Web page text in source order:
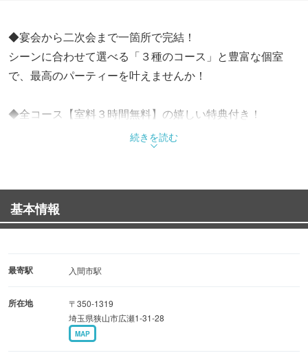
◆宴会から二次会まで一箇所で完結！
シーンに合わせて選べる「３種のコース」と豊富な個室
で、最高のパーティーを叶えませんか！
◆全コース【室料３時間無料】の嬉しい特典付き！
手軽に楽しめる「カジュアル」、人気の「スタンダー
ド」、さらに豪華な「デラックス」の３種から、ご予算や
な飲み放題プランも追加可能！
◆店内は１名様から大人数まで対応の完全個室を完備！
レストランルームなど、個性豊かなコンセプトルームも充
◆歓送迎会や誕生日会はもちろん、会議やテレワーク、レ
ッスンなど活用法は自由自在！
続きを読む
基本情報
最寄駅 入間市駅
所在地
〒350-1319
埼玉県狭山市広瀬1-31-28
MAP